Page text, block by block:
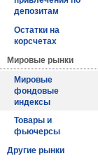
депозитам
Остатки на
корсчетах
Мировые рынки
Мировые
фондовые
индексы
Товары и
фьючерсы
Другие рынки